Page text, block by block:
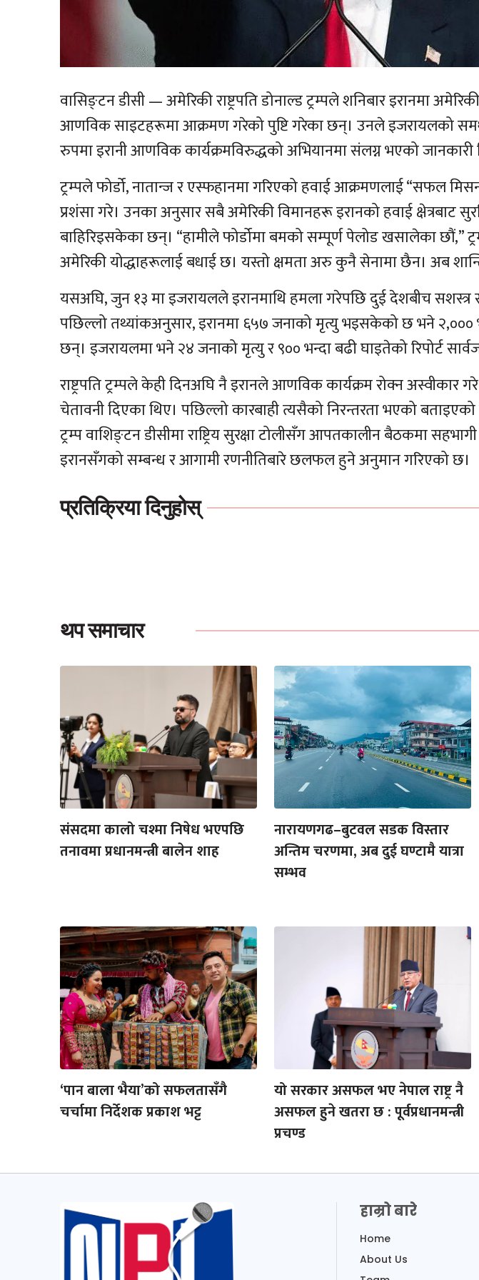
वासिङ्टन डीसी — अमेरिकी राष्ट्रपति डोनाल्ड ट्रम्पले शनिबार इरानमा
आणविक साइटहरूमा आक्रमण गरेको पुष्टि गरेका छन्। उनले इजरायलको
रुपमा इरानी आणविक कार्यक्रमविरुद्धको अभियानमा संलग्न भएको जानकारी
ट्रम्पले फोर्डो, नातान्ज र एस्फहानमा गरिएको हवाई आक्रमणलाई “सफल
प्रशंसा गरे। उनका अनुसार सबै अमेरिकी विमानहरू इरानको हवाई क्षेत्रबाट
बाहिरिइसकेका छन्। “हामीले फोर्डोमा बमको सम्पूर्ण पेलोड खसालेका छौं,”
अमेरिकी योद्धाहरूलाई बधाई छ। यस्तो क्षमता अरु कुनै सेनामा छैन। अब
यसअघि, जुन १३ मा इजरायलले इरानमाथि हमला गरेपछि दुई देशबीच सशस्त्र
पछिल्लो तथ्यांकअनुसार, इरानमा ६५७ जनाको मृत्यु भइसकेको छ भने २,०००
छन्। इजरायलमा भने २४ जनाको मृत्यु र ९०० भन्दा बढी घाइतेको रिपोर्ट
राष्ट्रपति ट्रम्पले केही दिनअघि नै इरानले आणविक कार्यक्रम रोक्न अस्वीकार
चेतावनी दिएका थिए। पछिल्लो कारबाही त्यसैको निरन्तरता भएको बताइएको
ट्रम्प वाशिङ्टन डीसीमा राष्ट्रिय सुरक्षा टोलीसँग आपतकालीन बैठकमा
इरानसँगको सम्बन्ध र आगामी रणनीतिबारे छलफल हुने अनुमान गरिएको छ।
प्रतिक्रिया दिनुहोस्
थप समाचार
संसदमा कालो चश्मा निषेध भएपछि
तनावमा प्रधानमन्त्री बालेन शाह
नारायणगढ–बुटवल सडक विस्तार
अन्तिम चरणमा, अब दुई घण्टामै यात्रा
सम्भव
‘पान बाला भैया’को सफलतासँगै
चर्चामा निर्देशक प्रकाश भट्ट
यो सरकार असफल भए नेपाल राष्ट्र नै
असफल हुने खतरा छ : पूर्वप्रधानमन्त्री
प्रचण्ड
हाम्रो बारे
Home
About Us